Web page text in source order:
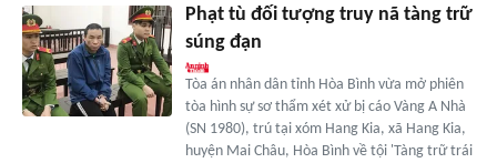
Phạt tù đối tượng truy nã tàng trữ
súng đạn
Tòa án nhân dân tỉnh Hòa Bình vừa mở phiên
tòa hình sự sơ thẩm xét xử bị cáo Vàng A Nhà
(SN 1980), trú tại xóm Hang Kia, xã Hang Kia,
huyện Mai Châu, Hòa Bình về tội 'Tàng trữ trái